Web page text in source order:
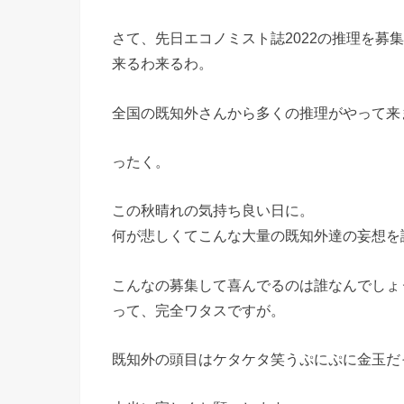
さて、先日エコノミスト誌2022の推理を募
来るわ来るわ。
全国の既知外さんから多くの推理がやって
ったく。
この秋晴れの気持ち良い日に。
何が悲しくてこんな大量の既知外達の妄想
こんなの募集して喜んでるのは誰なんでし
って、完全ワタスですが。
既知外の頭目はケタケタ笑うぷにぷに金玉だ